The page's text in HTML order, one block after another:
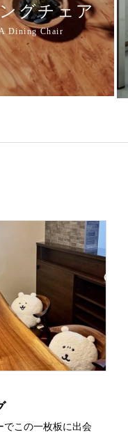
グチェア
でこの一枚板に出会